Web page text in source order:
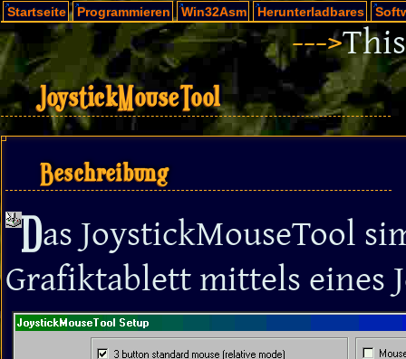
Startseite Programmieren Win32Asm Herunterladbares
--->
JoystickMouseTool
Beschreibung
Das JoystickMouseTool
Grafiktablett mittels eines